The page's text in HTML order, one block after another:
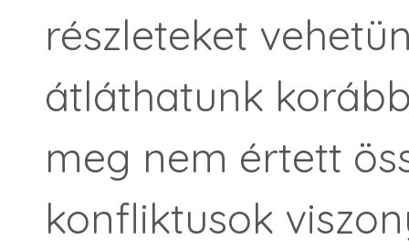
részleteket
átláthatunk
meg nem értett
konfliktusok